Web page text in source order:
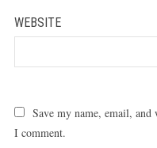
WEBSITE
Save my name, email,
I comment.